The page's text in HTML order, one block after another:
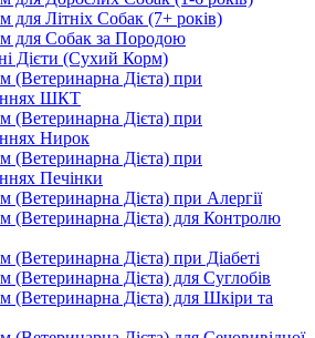
для Літніх Собак (7+ років)
для Собак за Породою
Дієти (Сухий Корм)
(Ветеринарна Дієта) при
ШКТ
(Ветеринарна Дієта) при
Нирок
(Ветеринарна Дієта) при
Печінки
(Ветеринарна Дієта) при Алергії
(Ветеринарна Дієта) для Контролю
(Ветеринарна Дієта) при Діабеті
(Ветеринарна Дієта) для Суглобів
(Ветеринарна Дієта) для Шкіри та